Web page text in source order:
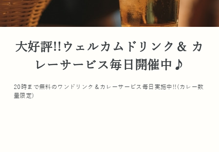
大好評!!ウェルカムドリンク＆ カ
レーサービス毎日開催中♪
20時まで無料のワンドリンク＆カレーサービス毎日実施中!!(カレー数
量限定)